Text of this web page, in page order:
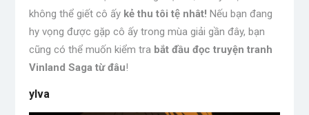
không thể giết cô ấy kẻ thu tôi tệ nhât! Nếu bạn đang
hy vọng được gặp cô ấy trong mùa giải gần đây, bạn
cũng có thể muốn kiểm tra bắt đầu đọc truyện tranh
Vinland Saga từ đâu!
ylva